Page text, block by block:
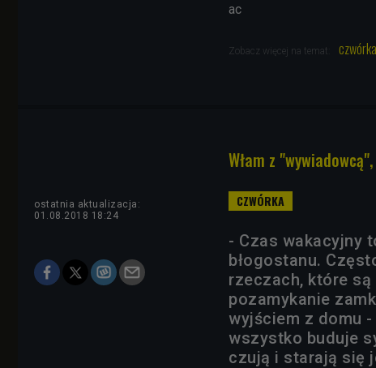
ac
Zobacz więcej na temat: czwórka
Włam z
ostatnia aktualizacja:
01.08.2018 18:24
- Czas wakacyjny
błogostanu.
rzeczach, które
pozamykanie
wyjściem z domu
wszystko buduje
czują i starają się